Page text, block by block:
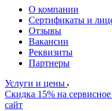
О компании
Сертификаты и
Отзывы
Вакансии
Реквизиты
Партнеры
Услуги и цены
Скидка 15% на
сайт